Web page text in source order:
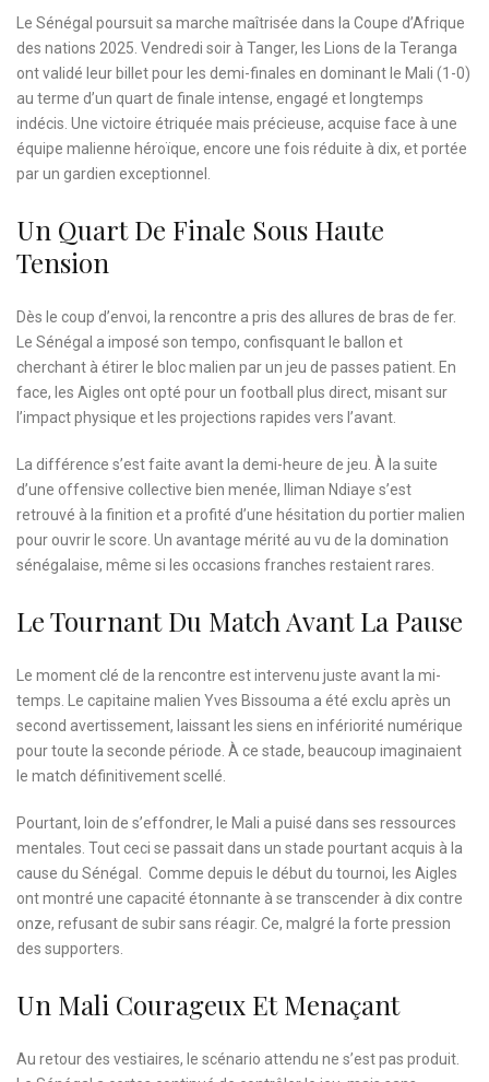
Le Sénégal poursuit sa marche maîtrisée dans la Coupe d’Afrique
des nations 2025. Vendredi soir à Tanger, les Lions de la Teranga
ont validé leur billet pour les demi-finales en dominant le Mali (1-0)
au terme d’un quart de finale intense, engagé et longtemps
indécis. Une victoire étriquée mais précieuse, acquise face à une
équipe malienne héroïque, encore une fois réduite à dix, et portée
par un gardien exceptionnel.
Un Quart De Finale Sous Haute
Tension
Dès le coup d’envoi, la rencontre a pris des allures de bras de fer.
Le Sénégal a imposé son tempo, confisquant le ballon et
cherchant à étirer le bloc malien par un jeu de passes patient. En
face, les Aigles ont opté pour un football plus direct, misant sur
l’impact physique et les projections rapides vers l’avant.
La différence s’est faite avant la demi-heure de jeu. À la suite
d’une offensive collective bien menée, Iliman Ndiaye s’est
retrouvé à la finition et a profité d’une hésitation du portier malien
pour ouvrir le score. Un avantage mérité au vu de la domination
sénégalaise, même si les occasions franches restaient rares.
Le Tournant Du Match Avant La Pause
Le moment clé de la rencontre est intervenu juste avant la mi-
temps. Le capitaine malien Yves Bissouma a été exclu après un
second avertissement, laissant les siens en infériorité numérique
pour toute la seconde période. À ce stade, beaucoup imaginaient
le match définitivement scellé.
Pourtant, loin de s’effondrer, le Mali a puisé dans ses ressources
mentales. Tout ceci se passait dans un stade pourtant acquis à la
cause du Sénégal. Comme depuis le début du tournoi, les Aigles
ont montré une capacité étonnante à se transcender à dix contre
onze, refusant de subir sans réagir. Ce, malgré la forte pression
des supporters.
Un Mali Courageux Et Menaçant
Au retour des vestiaires, le scénario attendu ne s’est pas produit.